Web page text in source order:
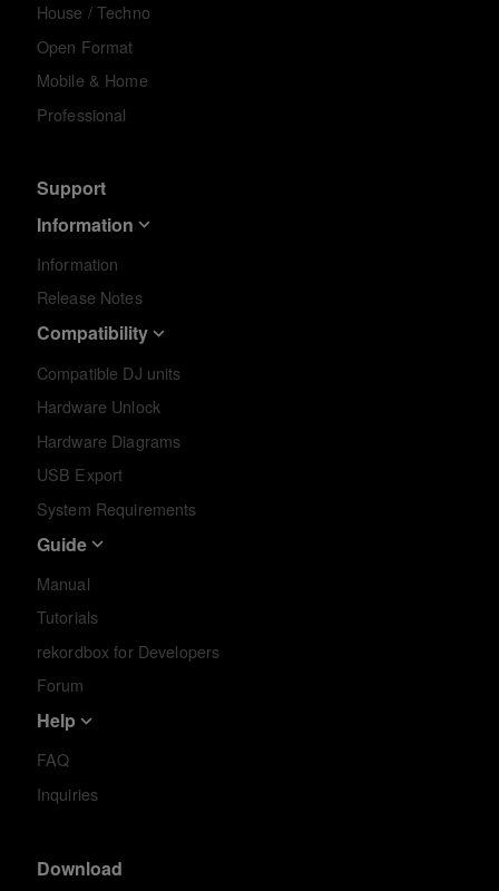
House / Techno
Open Format
Mobile & Home
Professional
Support
Information
Information
Release Notes
Compatibility
Compatible DJ units
Hardware Unlock
Hardware Diagrams
USB Export
System Requirements
Guide
Manual
Tutorials
rekordbox for Developers
Forum
Help
FAQ
Inquiries
Download